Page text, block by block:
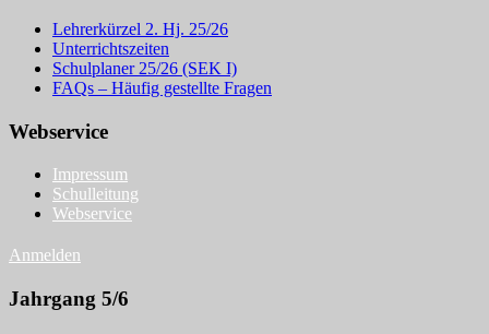
Lehrerkürzel 2. Hj. 25/26
Unterrichtszeiten
Schulplaner 25/26 (SEK I)
FAQs – Häufig gestellte Fragen
Webservice
Impressum
Schulleitung
Webservice
Anmelden
Jahrgang 5/6